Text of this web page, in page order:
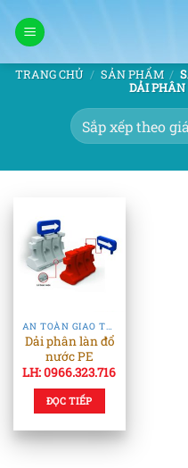
qua
dungTRANG CHỦ / SẢN PHẨM /
DẢI PHÂN
AN TOÀN GIAO THÔNG
Dải phân làn đổ
nước PE
LH: 0966.323.716
ĐỌC TIẾP